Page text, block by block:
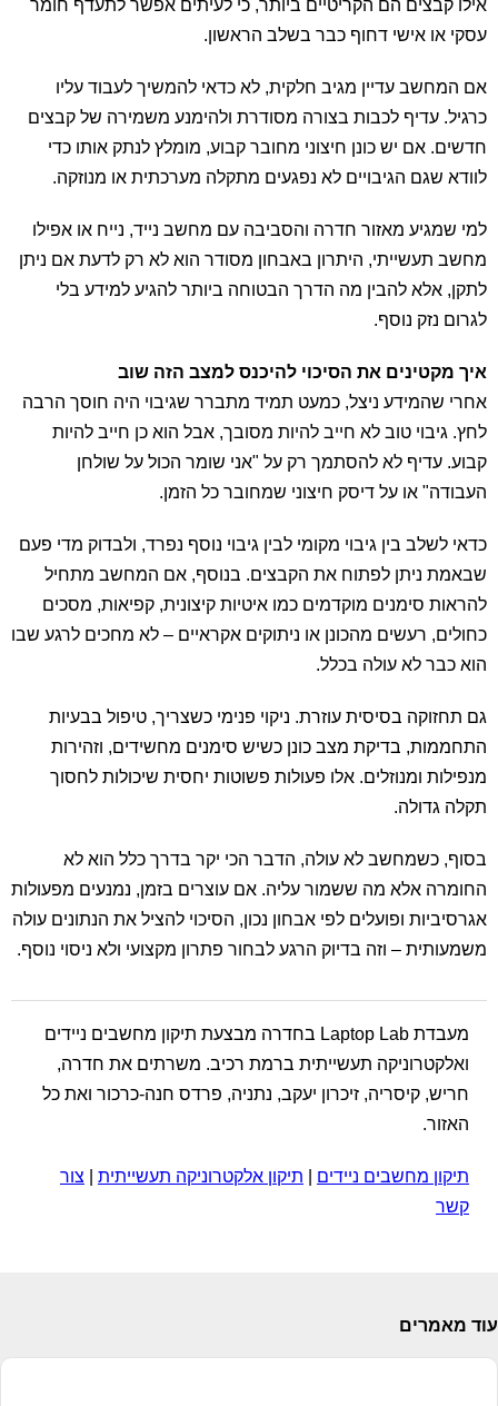
אילו קבצים הם הקריטיים ביותר, כי לעיתים אפשר לתעדף חומר
עסקי או אישי דחוף כבר בשלב הראשון.
אם המחשב עדיין מגיב חלקית, לא כדאי להמשיך לעבוד עליו
כרגיל. עדיף לכבות בצורה מסודרת ולהימנע משמירה של קבצים
חדשים. אם יש כונן חיצוני מחובר קבוע, מומלץ לנתק אותו כדי
לוודא שגם הגיבויים לא נפגעים מתקלה מערכתית או מנוזקה.
למי שמגיע מאזור חדרה והסביבה עם מחשב נייד, נייח או אפילו
מחשב תעשייתי, היתרון באבחון מסודר הוא לא רק לדעת אם ניתן
לתקן, אלא להבין מה הדרך הבטוחה ביותר להגיע למידע בלי
לגרום נזק נוסף.
איך מקטינים את הסיכוי להיכנס למצב הזה שוב
אחרי שהמידע ניצל, כמעט תמיד מתברר שגיבוי היה חוסך הרבה
לחץ. גיבוי טוב לא חייב להיות מסובך, אבל הוא כן חייב להיות
קבוע. עדיף לא להסתמך רק על "אני שומר הכול על שולחן
העבודה" או על דיסק חיצוני שמחובר כל הזמן.
כדאי לשלב בין גיבוי מקומי לבין גיבוי נוסף נפרד, ולבדוק מדי פעם
שבאמת ניתן לפתוח את הקבצים. בנוסף, אם המחשב מתחיל
להראות סימנים מוקדמים כמו איטיות קיצונית, קפיאות, מסכים
כחולים, רעשים מהכונן או ניתוקים אקראיים – לא מחכים לרגע שבו
הוא כבר לא עולה בכלל.
גם תחזוקה בסיסית עוזרת. ניקוי פנימי כשצריך, טיפול בבעיות
התחממות, בדיקת מצב כונן כשיש סימנים מחשידים, וזהירות
מנפילות ומנוזלים. אלו פעולות פשוטות יחסית שיכולות לחסוך
תקלה גדולה.
בסוף, כשמחשב לא עולה, הדבר הכי יקר בדרך כלל הוא לא
החומרה אלא מה ששמור עליה. אם עוצרים בזמן, נמנעים מפעולות
אגרסיביות ופועלים לפי אבחון נכון, הסיכוי להציל את הנתונים עולה
משמעותית – וזה בדיוק הרגע לבחור פתרון מקצועי ולא ניסוי נוסף.
מעבדת Laptop Lab בחדרה מבצעת תיקון מחשבים ניידים
ואלקטרוניקה תעשייתית ברמת רכיב. משרתים את חדרה,
חריש, קיסריה, זיכרון יעקב, נתניה, פרדס חנה-כרכור ואת כל
האזור.
תיקון מחשבים ניידים תיקון אלקטרוניקה תעשייתית
צור
קשר
עוד מאמרים